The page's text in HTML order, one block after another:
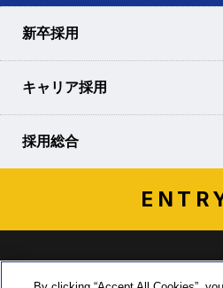
新卒採用
キャリア採用
採用総合